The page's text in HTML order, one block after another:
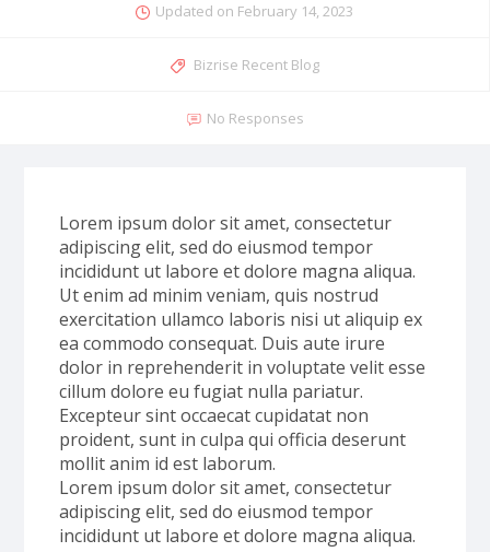
Updated on February 14, 2023
Bizrise Recent Blog
No Responses
Lorem ipsum dolor sit amet, consectetur
adipiscing elit, sed do eiusmod tempor
incididunt ut labore et dolore magna aliqua.
Ut enim ad minim veniam, quis nostrud
exercitation ullamco laboris nisi ut aliquip ex
ea commodo consequat. Duis aute irure
dolor in reprehenderit in voluptate velit esse
cillum dolore eu fugiat nulla pariatur.
Excepteur sint occaecat cupidatat non
proident, sunt in culpa qui officia deserunt
mollit anim id est laborum.
Lorem ipsum dolor sit amet, consectetur
adipiscing elit, sed do eiusmod tempor
incididunt ut labore et dolore magna aliqua.